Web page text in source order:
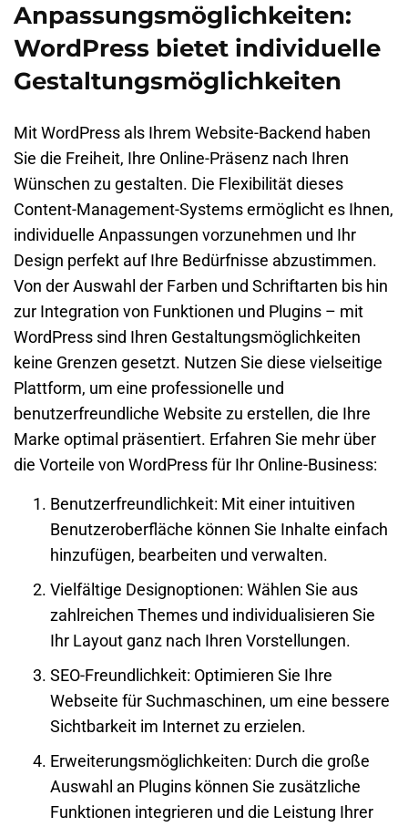
Anpassungsmöglichkeiten:
WordPress bietet individuelle
Gestaltungsmöglichkeiten
Mit WordPress als Ihrem Website-Backend haben
Sie die Freiheit, Ihre Online-Präsenz nach Ihren
Wünschen zu gestalten. Die Flexibilität dieses
Content-Management-Systems ermöglicht es Ihnen,
individuelle Anpassungen vorzunehmen und Ihr
Design perfekt auf Ihre Bedürfnisse abzustimmen.
Von der Auswahl der Farben und Schriftarten bis hin
zur Integration von Funktionen und Plugins – mit
WordPress sind Ihren Gestaltungsmöglichkeiten
keine Grenzen gesetzt. Nutzen Sie diese vielseitige
Plattform, um eine professionelle und
benutzerfreundliche Website zu erstellen, die Ihre
Marke optimal präsentiert. Erfahren Sie mehr über
die Vorteile von WordPress für Ihr Online-Business:
Benutzerfreundlichkeit: Mit einer intuitiven
Benutzeroberfläche können Sie Inhalte einfach
hinzufügen, bearbeiten und verwalten.
Vielfältige Designoptionen: Wählen Sie aus
zahlreichen Themes und individualisieren Sie
Ihr Layout ganz nach Ihren Vorstellungen.
SEO-Freundlichkeit: Optimieren Sie Ihre
Webseite für Suchmaschinen, um eine bessere
Sichtbarkeit im Internet zu erzielen.
Erweiterungsmöglichkeiten: Durch die große
Auswahl an Plugins können Sie zusätzliche
Funktionen integrieren und die Leistung Ihrer